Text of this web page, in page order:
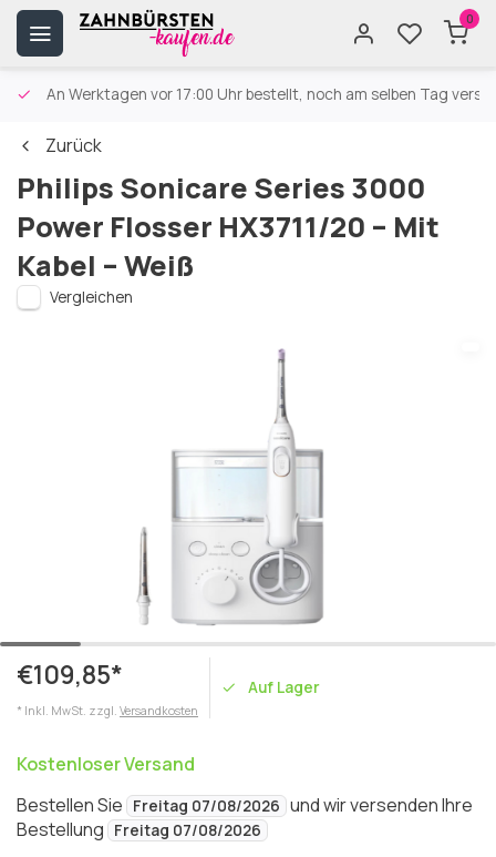
0
An Werktagen vor 17:00 Uhr bestellt, noch am selben Tag
Zurück
Philips Sonicare Series 3000
Power Flosser HX3711/20 – Mit
Kabel – Weiß
Vergleichen
€109,85*
* Inkl. MwSt. zzgl. Versandkosten
Auf Lager
Kostenloser Versand
Bestellen Sie
Freitag 07/08/2026 und wir versenden Ihre
Bestellung
Freitag 07/08/2026